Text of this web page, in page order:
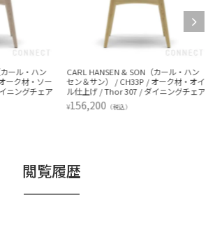
ル・ハン
ク材・ソー
ングチェア
CARL HANSEN & SON（カール・ハン
セン＆サン） / CH33P / オーク材・オイ
ル仕上げ / Thor 307 / ダイニングチェア
156,200（税込）
閲覧履歴